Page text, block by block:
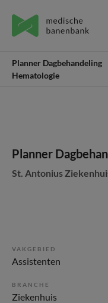
Planner Dagbehandeling
Hematologie
Planner
St. Antonius
VAKGEBIED
Assistenten
BRANCHE
Ziekenhuis